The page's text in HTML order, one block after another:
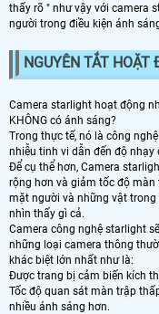
thấy rõ " như vậy với camera
người trong điều kiện ánh
NGUYÊN TẮT HOẶT
Camera starlight hoạt động
KHÔNG có ánh sáng?
Trong thực tế, nó là công
nhiễu tinh vi dẫn đến độ
Để cụ thể hơn, Camera
rộng hơn và giảm tốc độ
mặt người và những vật
nhìn thấy gì cả.
Camera công nghệ starlight
những loại camera thông
khác biệt lớn nhất như là:
Được trang bị cảm biến kích
Tốc độ quan sát màn trập
nhiều ánh sáng hơn.